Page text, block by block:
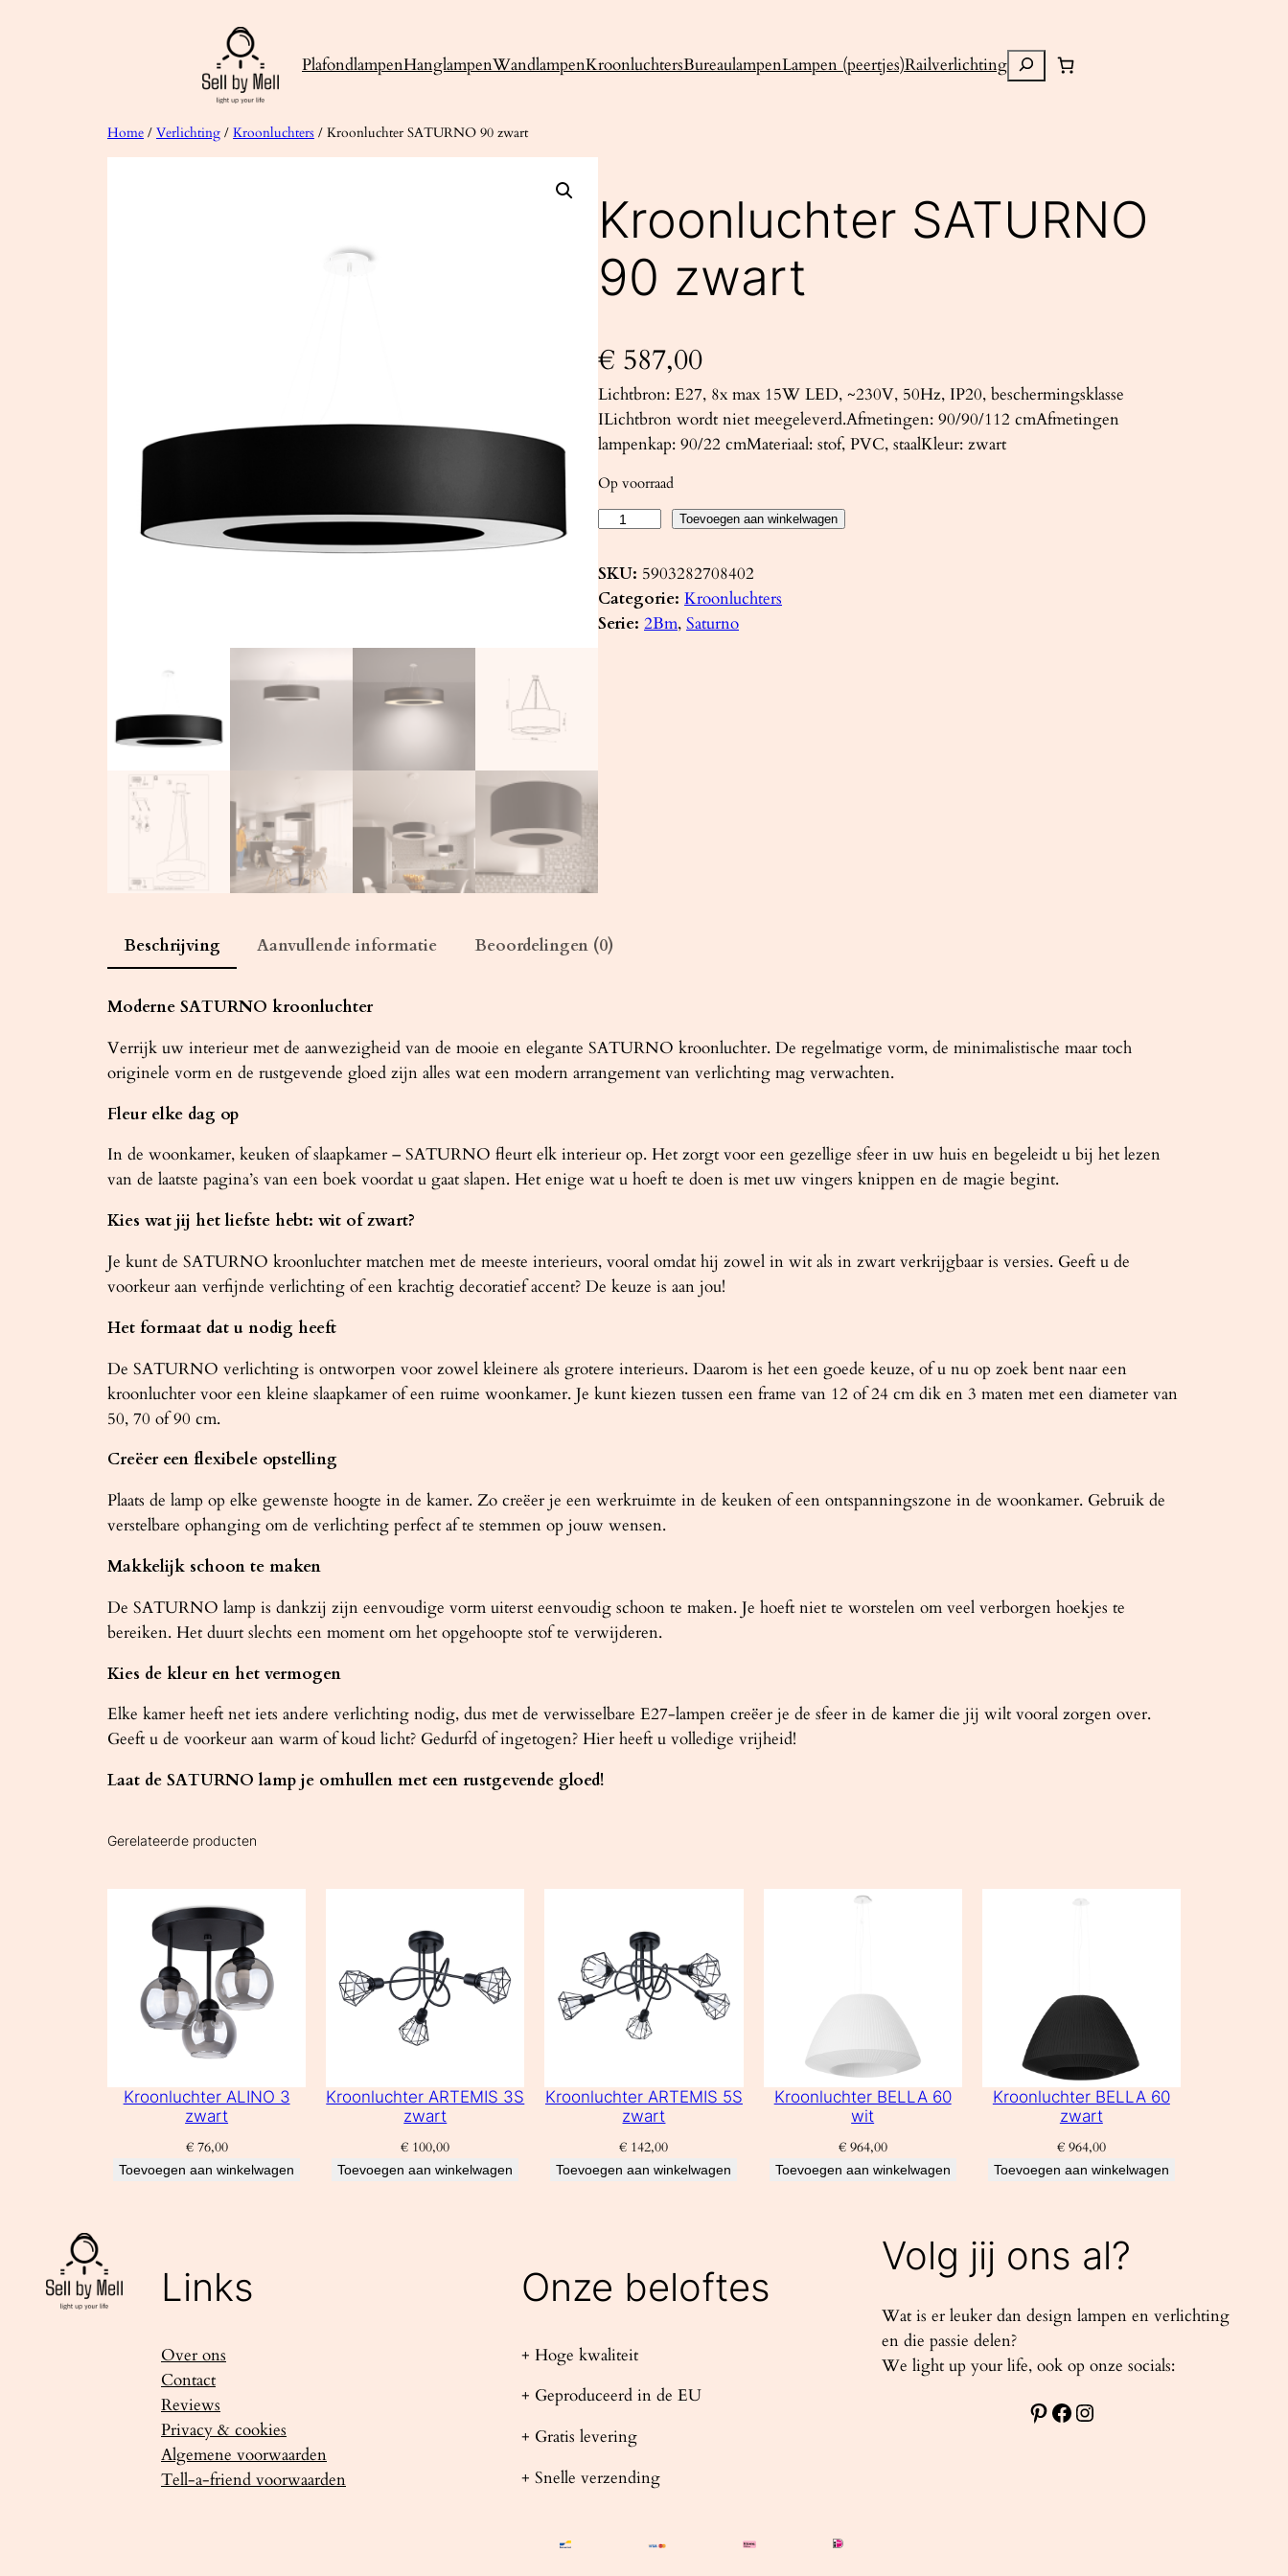
PlafondlampenHanglampenWandlampenKroonluchtersBureaulampenLampen (peertjes)RailverlichtingZoeken
Home / Verlichting / Kroonluchters / Kroonluchter SATURNO 90 zwart
Kroonluchter SATURNO
90 zwart
€ 587,00
Lichtbron: E27, 8x max 15W LED, ~230V, 50Hz, IP20, beschermingsklasse
ILichtbron wordt niet meegeleverd.Afmetingen: 90/90/112 cmAfmetingen
lampenkap: 90/22 cmMateriaal: stof, PVC, staalKleur: zwart
Op voorraad
o
o
n
e
U
N
z
w
a
a
a
l
Toevoegen aan winkelwagen
SKU: 5903282708402
Categorie: Kroonluchters
Serie: 2Bm, Saturno
Beschrijving Aanvullende informatie Beoordelingen (0)
Moderne SATURNO kroonluchter
Verrijk uw interieur met de aanwezigheid van de mooie en elegante SATURNO kroonluchter. De regelmatige vorm, de minimalistische maar toch
originele vorm en de rustgevende gloed zijn alles wat een modern arrangement van verlichting mag verwachten.
Fleur elke dag op
In de woonkamer, keuken of slaapkamer – SATURNO fleurt elk interieur op. Het zorgt voor een gezellige sfeer in uw huis en begeleidt u bij het lezen
van de laatste pagina’s van een boek voordat u gaat slapen. Het enige wat u hoeft te doen is met uw vingers knippen en de magie begint.
Kies wat jij het liefste hebt: wit of zwart?
Je kunt de SATURNO kroonluchter matchen met de meeste interieurs, vooral omdat hij zowel in wit als in zwart verkrijgbaar is versies. Geeft u de
voorkeur aan verfijnde verlichting of een krachtig decoratief accent? De keuze is aan jou!
Het formaat dat u nodig heeft
De SATURNO verlichting is ontworpen voor zowel kleinere als grotere interieurs. Daarom is het een goede keuze, of u nu op zoek bent naar een
kroonluchter voor een kleine slaapkamer of een ruime woonkamer. Je kunt kiezen tussen een frame van 12 of 24 cm dik en 3 maten met een diameter van
50, 70 of 90 cm.
Creëer een flexibele opstelling
Plaats de lamp op elke gewenste hoogte in de kamer. Zo creëer je een werkruimte in de keuken of een ontspanningszone in de woonkamer. Gebruik de
verstelbare ophanging om de verlichting perfect af te stemmen op jouw wensen.
Makkelijk schoon te maken
De SATURNO lamp is dankzij zijn eenvoudige vorm uiterst eenvoudig schoon te maken. Je hoeft niet te worstelen om veel verborgen hoekjes te
bereiken. Het duurt slechts een moment om het opgehoopte stof te verwijderen.
Kies de kleur en het vermogen
Elke kamer heeft net iets andere verlichting nodig, dus met de verwisselbare E27-lampen creëer je de sfeer in de kamer die jij wilt vooral zorgen over.
Geeft u de voorkeur aan warm of koud licht? Gedurfd of ingetogen? Hier heeft u volledige vrijheid!
Laat de SATURNO lamp je omhullen met een rustgevende gloed!
Gerelateerde producten
Kroonluchter ALINO 3
zwart
€76,00
Toevoegen aan winkelwagen
Kroonluchter ARTEMIS 3S
zwart
€ 100,00
Toevoegen aan winkelwagen
Kroonluchter ARTEMIS 5S
zwart
€ 142,00
Toevoegen aan winkelwagen
Kroonluchter BELLA 60
wit
€964,00
Toevoegen aan winkelwagen
Kroonluchter BELLA 60
zwart
€964,00
Toevoegen aan winkelwagen
Links
Over ons
Contact
Reviews
Privacy & cookies
Algemene voorwaarden
Tell-a-friend voorwaarden
Onze beloftes
+ Hoge kwaliteit
+ Geproduceerd in de EU
+ Gratis levering
+ Snelle verzending
Volg jij ons al?
Wat is er leuker dan design lampen en verlichting
en die passie delen?
We light up your life, ook op onze socials:
Pinterest Facebook Instagram